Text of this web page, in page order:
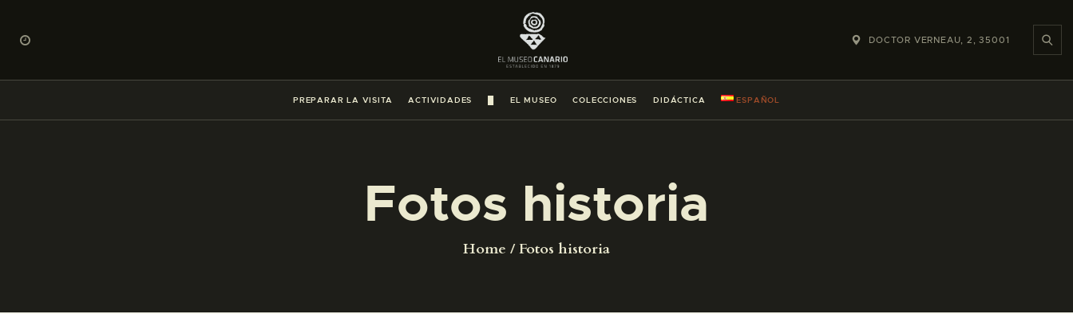
DOCTOR VERNEAU, 2, 35001
PREPARAR LA VISITA ACTIVIDADES EL MUSEO COLECCIONES DIDÁCTICA ESPAÑOL
Fotos historia
Home Fotos historia
PREPARAR LA VISITA
ACTIVIDADES
█
COLECCIONES